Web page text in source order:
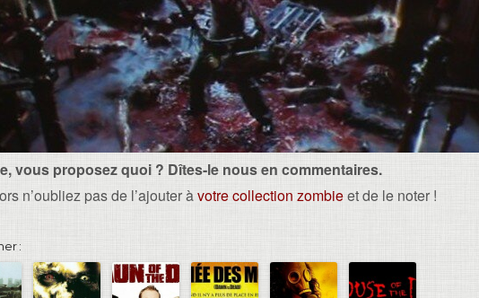
vous proposez quoi ? Dîtes-le nous en commentaires.
n’oubliez pas de l’ajouter àvotre collection zombieet de le noter !
: